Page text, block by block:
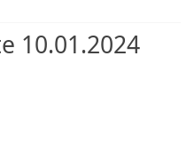
10.01.2024